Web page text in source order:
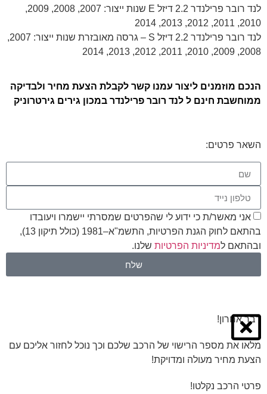
לנד רובר פרילנדר 2.2 דיזל E שנות ייצור: 2007, 2008, 2009,
2010, 2011, 2012, 2013, 2014
לנד רובר פרילנדר 2.2 דיזל S – גרסה מאובזרת שנות ייצור: 2007,
2008, 2009, 2010, 2011, 2012, 2013, 2014
הנכם מוזמנים ליצור עמנו קשר לקבלת הצעת מחיר ולבדיקה
ממוחשבת חינם ל לנד רובר פרילנדר במכון גירים גירטרוניק
השאר פרטים:
אני מאשר/ת כי ידוע לי שהפרטים שמסרתי יישמרו ויעובדו
בהתאם לחוק הגנת הפרטיות, התשמ"א–1981 (כולל תיקון 13),
ובהתאם ל מדיניות הפרטיותשלנו.
שלח
דבר אחרון!
מלאו את מספר הרישוי של הרכב שלכם וכך נוכל לחזור אליכם עם
הצעת מחיר מעולה ומדויקת!
פרטי הרכב נקלטו!